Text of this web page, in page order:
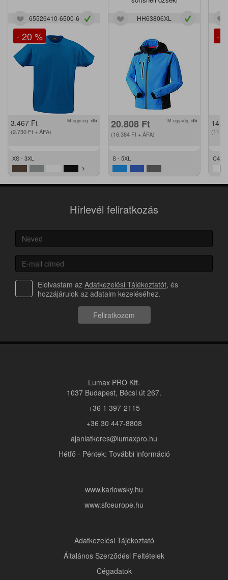
65526410-6500-6
- 20 %
3.467 Ft
(2.730 Ft + ÁFA)
M.egység: db
XS - 3XL
HH63806XL
20.808 Ft
(16.384 Ft + ÁFA)
M.egység: db
S - 5XL
-
C42 -
Hírlevél feliratkozás
Elolvastam az Adatkezelési Tájékoztatót, és
hozzájárulok az adataim kezeléséhez.
Feliratkozom
Lumax PRO Kft.
1037 Budapest, Bécsi út 267.
+36 1 397-2115
+36 30 447-8808
ajanlatkeres@lumaxpro.hu
Hétfő - Péntek: További információ
www.karlowsky.hu
www.sfceurope.hu
Adatkezelési Tájékoztató
Általános Szerződési Feltételek
Cégadatok